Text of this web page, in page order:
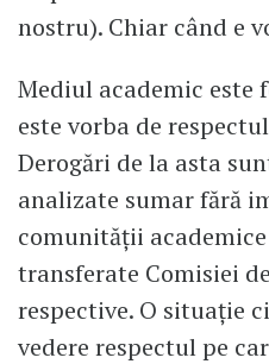
nostru). Chiar când e
Mediul academic este
este vorba de
Derogări de la asta
analizate sumar fără
comunității
transferate Comisiei
respective. O situație
vedere respectul pe